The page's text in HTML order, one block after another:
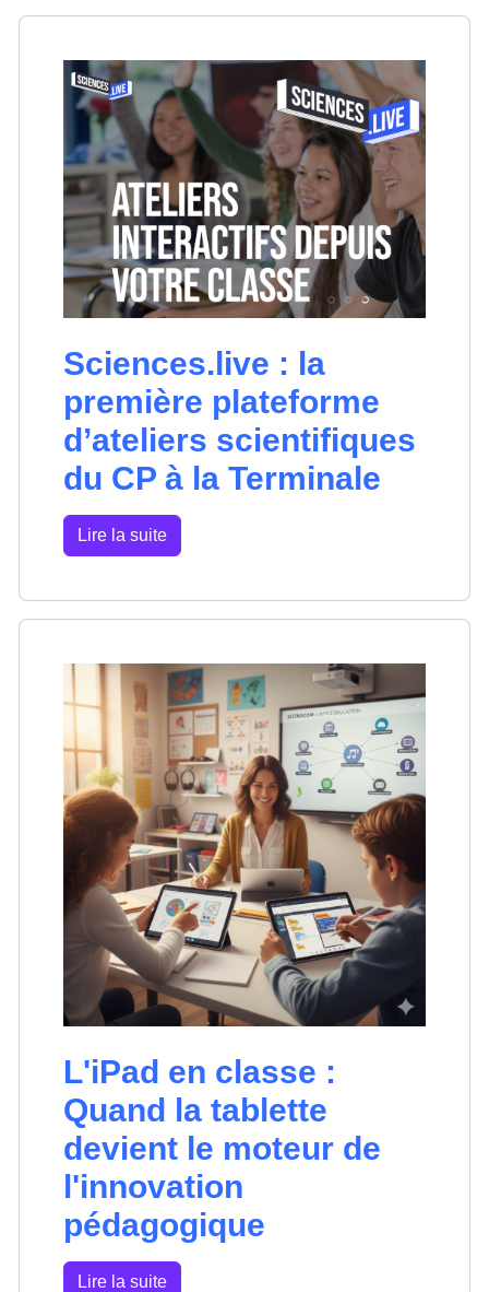
Sciences.live : la
première plateforme
d’ateliers scientifiques
du CP à la Terminale
Lire la suite
L'iPad en classe :
Quand la tablette
devient le moteur de
l'innovation
pédagogique
Lire la suite